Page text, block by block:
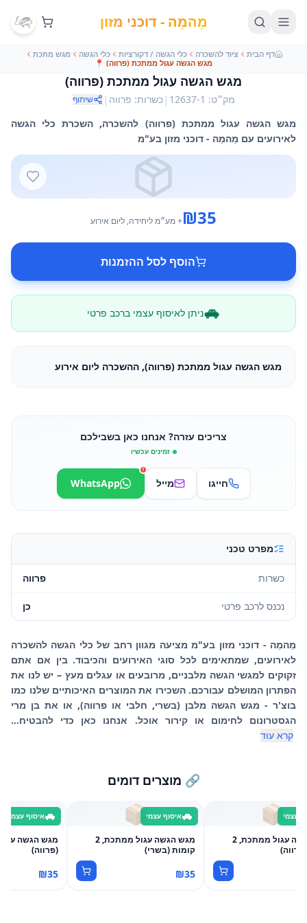
מֵהמֵה - דוכני מזון
דף הבית ציוד להשכרה כלי הגשה / דקורציות כלי הגשה
מגש מתכת
מגש הגשה עגול ממתכת (פרווה) 📍
מגש הגשה עגול ממתכת (פרווה)
מק״ט:
12637-1
|כשרות: פרווה | שיתוף
מגש הגשה עגול ממתכת (פרווה) להשכרה, השכרת כלי הגשה
לאירועים עם מֵהמֵה - דוכני מזון בע"מ
₪35 + מע״מליחידה, ליום אירוע
הוסף לסל ההזמנות
ניתן לאיסוף עצמי ברכב פרטי
מגש הגשה עגול ממתכת (פרווה), ההשכרה ליום אירוע
צריכים עזרה? אנחנו כאן בשבילכם
זמינים עכשיו
חייגו מייל WhatsApp
1
מפרט טכני
כשרות פרווה
נכנס לרכב פרטי כן
מֵהמֵה - דוכני מזון בע"מ מציעה מגוון רחב של כלי הגשה להשכרה
לאירועים, שמתאימים לכל סוגי האירועים והכיבוד. בין אם אתם
זקוקים למגשי הגשה מלבניים, מרובעים או עגלים מעץ – יש לנו את
הפתרון המושלם עבורכם. השכירו את המוצרים האיכותיים שלנו כמו
בוצ'ר - מגש הגשה מלבן (בשרי, חלבי או פרווה), או את בן מרי
הגסטרונום לחימום או קירור אוכל. אנחנו כאן כדי להבטיח...
קרא עוד
🔗 מוצרים דומים
📦עצמי
מגש הגשה עגול ממתכת, 2
📦איסוף עצמי
מגש הגשה עגול ממתכת, 2
קומות (בשרי)
₪35
איסוף עצמי
מגש הגשה
(פרווה)
₪35